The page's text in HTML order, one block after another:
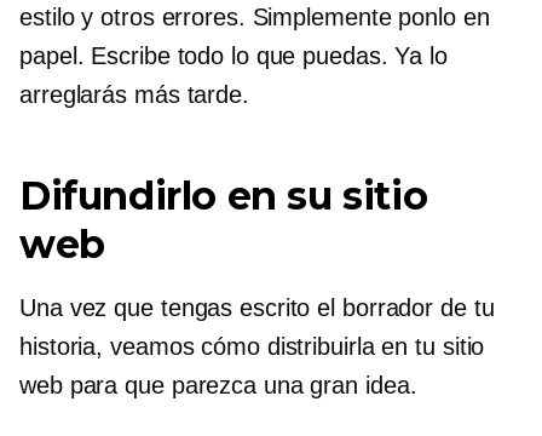
estilo y otros errores. Simplemente ponlo en
papel. Escribe todo lo que puedas. Ya lo
arreglarás más tarde.
Difundirlo en su sitio
web
Una vez que tengas escrito el borrador de tu
historia, veamos cómo distribuirla en tu sitio
web para que parezca una gran idea.